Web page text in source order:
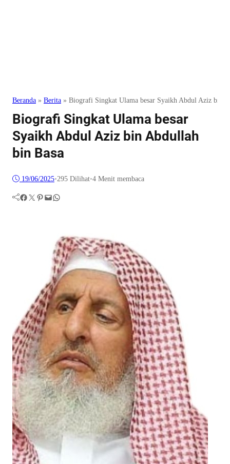
Beranda » Berita » Biografi Singkat Ulama besar Syaikh Abdul Aziz bin
Biografi Singkat Ulama besar
Syaikh Abdul Aziz bin Abdullah
bin Basa
19/06/2025•295 Dilihat•4 Menit membaca
Facebook Twitter Pinterest Mail WhatsApp